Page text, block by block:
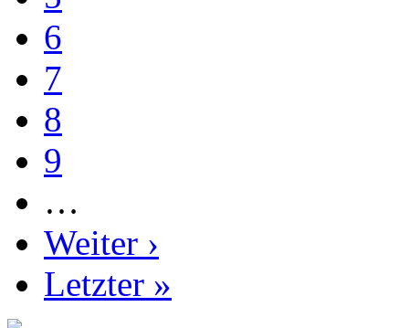
6
7
8
9
…
Weiter ›
Letzter »